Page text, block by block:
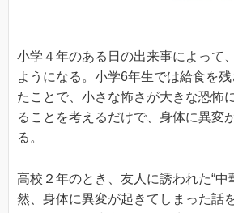
小学４年のある日の出来事によって
ようになる。小学6年生では給食を
たことで、小さな怖さが大きな恐怖
ることを考えるだけで、身体に異変
る。
高校２年のとき、友人に誘われた“中
然、身体に異変が起きてしまった話